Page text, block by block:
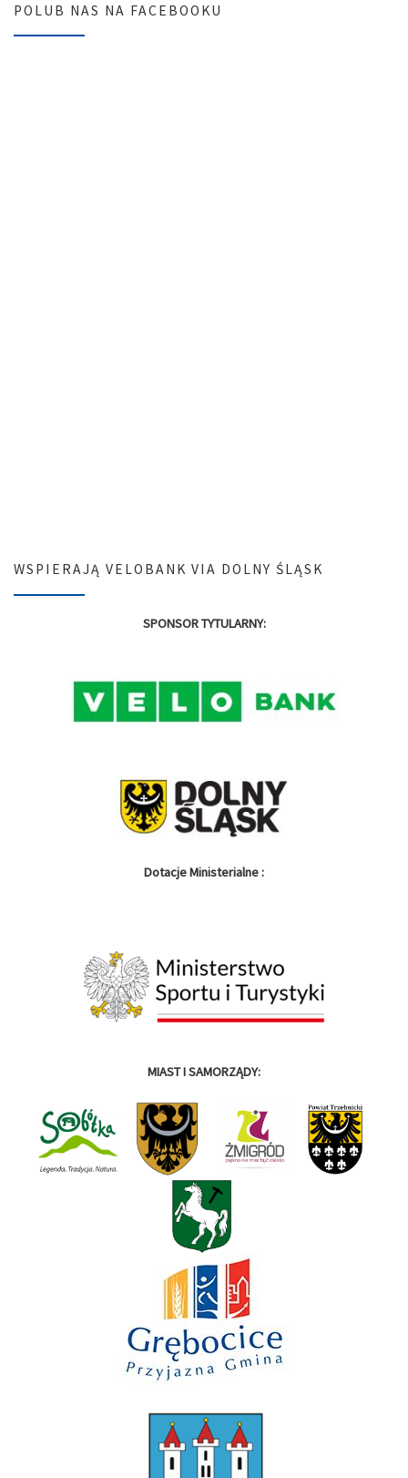
POLUB NAS NA FACEBOOKU
WSPIERAJĄ VELOBANK VIA DOLNY ŚLĄSK
SPONSOR TYTULARNY:
Dotacje Ministerialne :
MIAST I SAMORZĄDY: